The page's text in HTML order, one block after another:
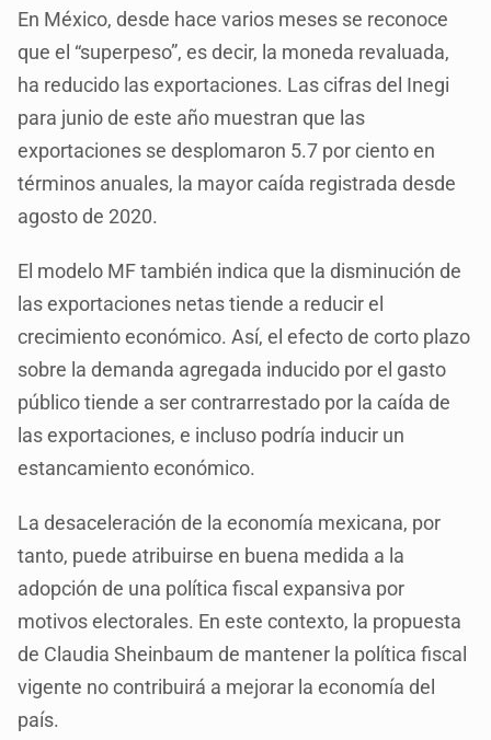
En México, desde hace varios meses se reconoce
que el “superpeso”, es decir, la moneda revaluada,
ha reducido las exportaciones. Las cifras del Inegi
para junio de este año muestran que las
exportaciones se desplomaron 5.7 por ciento en
términos anuales, la mayor caída registrada desde
agosto de 2020.
El modelo MF también indica que la disminución de
las exportaciones netas tiende a reducir el
crecimiento económico. Así, el efecto de corto plazo
sobre la demanda agregada inducido por el gasto
público tiende a ser contrarrestado por la caída de
las exportaciones, e incluso podría inducir un
estancamiento económico.
La desaceleración de la economía mexicana, por
tanto, puede atribuirse en buena medida a la
adopción de una política fiscal expansiva por
motivos electorales. En este contexto, la propuesta
de Claudia Sheinbaum de mantener la política fiscal
vigente no contribuirá a mejorar la economía del
país.